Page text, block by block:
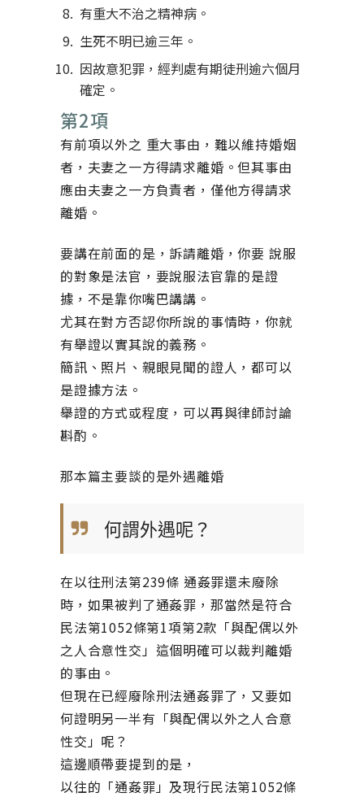
有重大不治之精神病。
生死不明已逾三年。
因故意犯罪，經判處有期徒刑逾六個月
確定。
第2項
有前項以外之 重大事由，難以維持婚姻
者，夫妻之一方得請求離婚。但其事由
應由夫妻之一方負責者，僅他方得請求
離婚。
要講在前面的是，訴請離婚，你要 說服
的對象是法官，要說服法官靠的是證
據，不是靠你嘴巴講講。
尤其在對方否認你所說的事情時，你就
有舉證以實其說的義務。
簡訊、照片、親眼見聞的證人，都可以
是證據方法。
舉證的方式或程度，可以再與律師討論
斟酌。
那本篇主要談的是外遇離婚
何謂外遇呢？
在以往刑法第239條 通姦罪還未廢除
時，如果被判了通姦罪，那當然是符合
民法第1052條第1項第2款「與配偶以外
之人合意性交」這個明確可以裁判離婚
的事由。
但現在已經廢除刑法通姦罪了，又要如
何證明另一半有「與配偶以外之人合意
性交」呢？
這邊順帶要提到的是，
以往的「通姦罪」及現行民法第1052條